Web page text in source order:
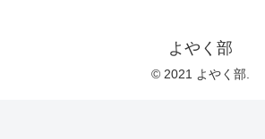
よやく部
© 2021 よやく部.